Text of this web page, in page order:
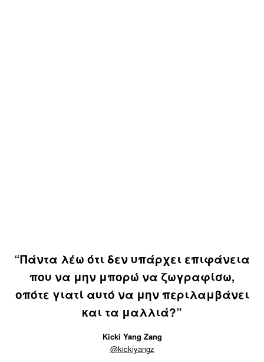
“Πάντα λέω ότι δεν υπάρχει επιφάνεια
που να μην μπορώ να ζωγραφίσω,
οπότε γιατί αυτό να μην περιλαμβάνει
και τα μαλλιά?”
Kicki Yang Zang
@kickiyangz